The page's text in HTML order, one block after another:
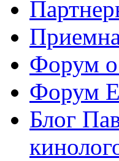
Форум о
Форум
Блог